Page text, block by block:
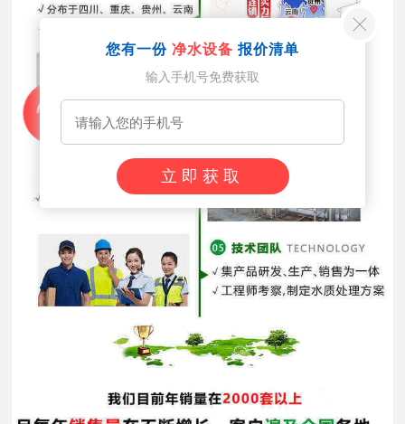
您有一份 净水设备 报价清单
输入手机号免费获取
立即获取